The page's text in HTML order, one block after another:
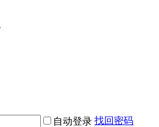
自动登录 找回密码